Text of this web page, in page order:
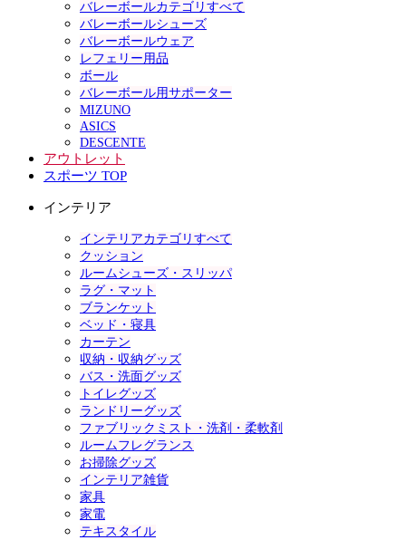
バレーボールカテゴリすべて
バレーボールシューズ
バレーボールウェア
レフェリー用品
ボール
バレーボール用サポーター
MIZUNO
ASICS
DESCENTE
アウトレット
スポーツ TOP
インテリア
インテリアカテゴリすべて
クッション
ルームシューズ・スリッパ
ラグ・マット
ブランケット
ベッド・寝具
カーテン
収納・収納グッズ
バス・洗面グッズ
トイレグッズ
ランドリーグッズ
ファブリックミスト・洗剤・柔軟剤
ルームフレグランス
お掃除グッズ
インテリア雑貨
家具
家電
テキスタイル